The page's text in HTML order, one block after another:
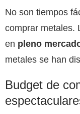
No son tiempos
comprar metales.
en pleno
metales se han
Budget de